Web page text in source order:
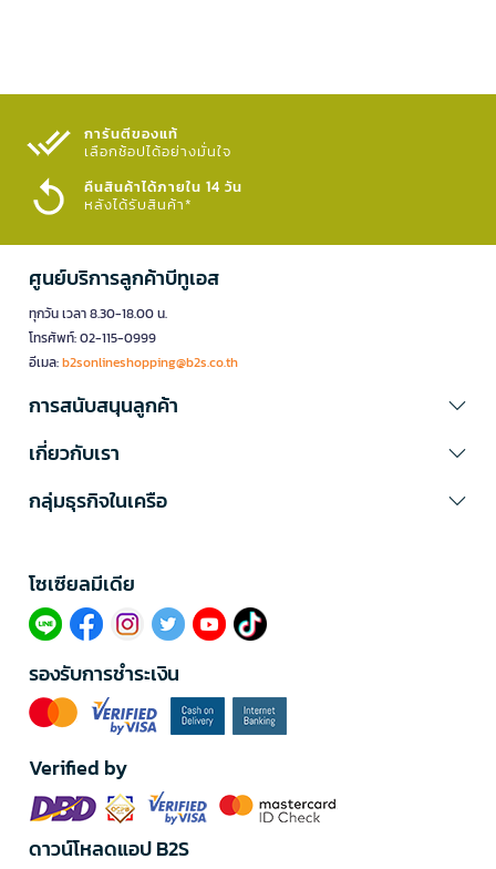
การันตีของแท้
เลือกช้อปได้อย่างมั่นใจ​
คืนสินค้าได้ภายใน 14 วัน
หลังได้รับสินค้า*
ศูนย์บริการลูกค้าบีทูเอส
ทุกวัน เวลา 8.30-18.00 น.
โทรศัพท์: 02-115-0999
อีเมล:b2sonlineshopping@b2s.co.th
การสนับสนุนลูกค้า
เกี่ยวกับเรา
กลุ่มธุรกิจในเครือ
โซเซียลมีเดีย​
รองรับการชำระเงิน
Verified by
ดาวน์โหลดแอป B2S